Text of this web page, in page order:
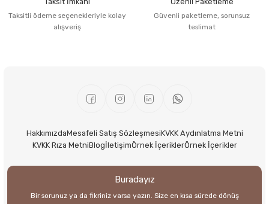
Taksitli ödeme seçenekleriyle kolay
alışveriş
Güvenli paketleme, sorunsuz
teslimat
HakkımızdaMesafeli Satış SözleşmesiKVKK Aydınlatma Metni
KVKK Rıza MetniBlogİletişimÖrnek İçeriklerÖrnek İçerikler
Buradayız
Bir sorunuz ya da fikriniz varsa yazın. Size en kısa sürede dönüş